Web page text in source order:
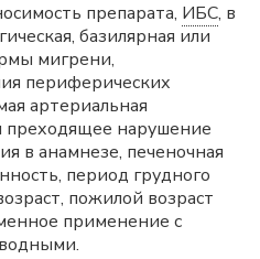
препарата, ИБС, в
базилярная или
мигрени,
периферических
артериальная
преходящее нарушение
в анамнезе, печеночная
период грудного
пожилой возраст
применение с